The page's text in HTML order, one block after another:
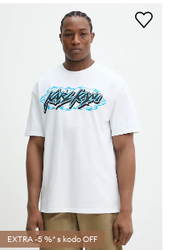
EXTRA -5 %* s kodo OFF